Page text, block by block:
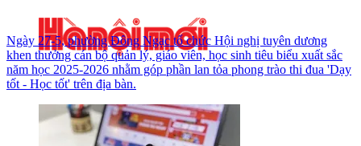
Ngày 27-5, phường Đông Ngạc tổ chức Hội nghị tuyên dương
khen thưởng cán bộ quản lý, giáo viên, học sinh tiêu biểu xuất sắc
năm học 2025-2026 nhằm góp phần lan tỏa phong trào thi đua 'Dạy
tốt - Học tốt' trên địa bàn.